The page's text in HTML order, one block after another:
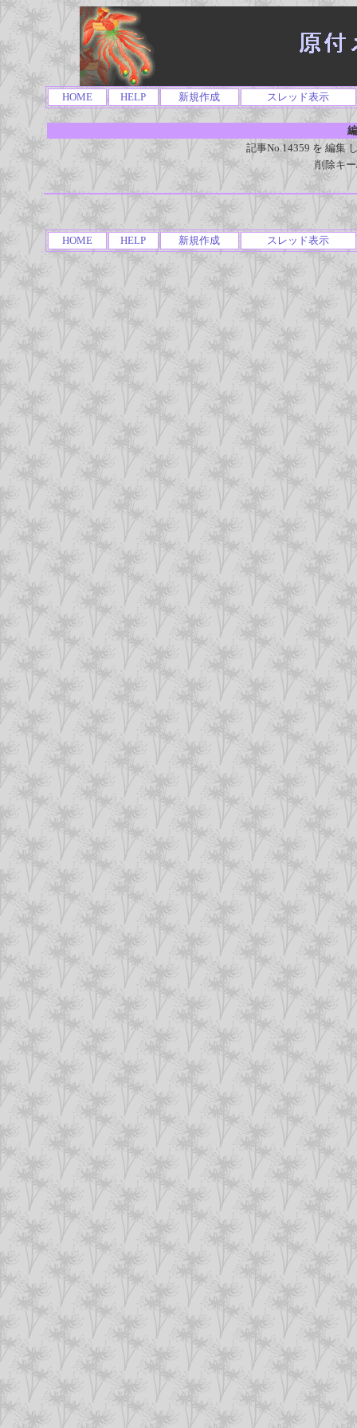
HOME HELP 新規作成 スレッド表示
記事No.14359 を 編集
削除キ
HOME HELP 新規作成 スレッド表示